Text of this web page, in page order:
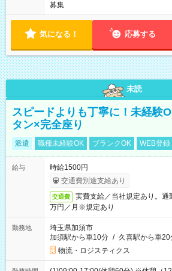
募集
気になる！ 応募する
未読
スピードよりも丁寧に！未経験
タン×完全座り
派遣 職種未経験OK ブランクOK WEB登
給与
時給1500円
交通費別途支給あり
交通費
実費支給／当社規定あり。
万円／月※規定あり
勤務地
埼玉県加須市
加須駅から車10分 / 久喜駅から車20
物流・ロジスティクス